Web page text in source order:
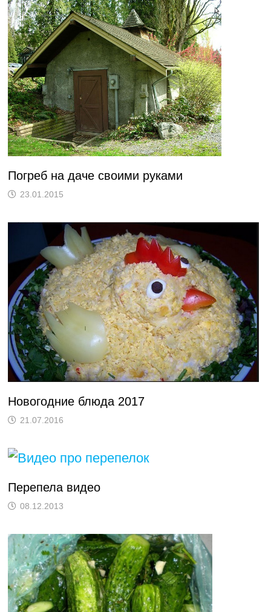
Погреб на даче своими руками
23.01.2015
Новогодние блюда 2017
21.07.2016
Перепела видео
08.12.2013